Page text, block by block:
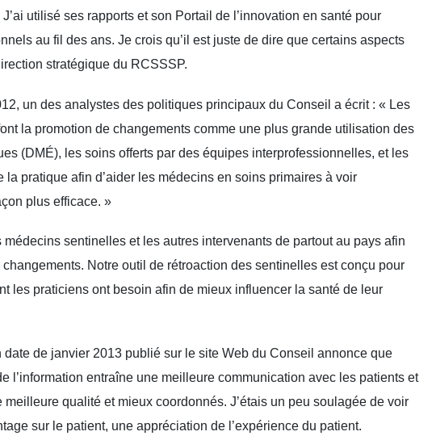
utilisé ses rapports et son Portail de l’innovation en santé pour
au fil des ans. Je crois qu’il est juste de dire que certains aspects
stratégique du RCSSSP.
un des analystes des politiques principaux du Conseil a écrit : « Les
la promotion de changements comme une plus grande utilisation des
(DMÉ), les soins offerts par des équipes interprofessionnelles, et les
pratique afin d’aider les médecins en soins primaires à voir
plus efficace. »
sentinelles et les autres intervenants de partout au pays afin
Notre outil de rétroaction des sentinelles est conçu pour
les praticiens ont besoin afin de mieux influencer la santé de leur
de janvier 2013 publié sur le site Web du Conseil annonce que
l’information entraîne une meilleure communication avec les patients et
qualité et mieux coordonnés. J’étais un peu soulagée de voir
sur le patient, une appréciation de l’expérience du patient.